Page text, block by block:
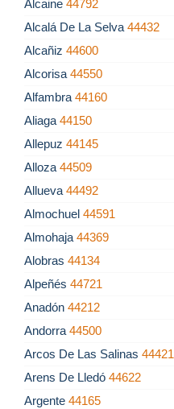
Alcaine 44792
Alcalá De La Selva 44432
Alcañiz 44600
Alcorisa 44550
Alfambra 44160
Aliaga 44150
Allepuz 44145
Alloza 44509
Allueva 44492
Almochuel 44591
Almohaja 44369
Alobras 44134
Alpeñés 44721
Anadón 44212
Andorra 44500
Arcos De Las Salinas 44421
Arens De Lledó 44622
Argente 44165